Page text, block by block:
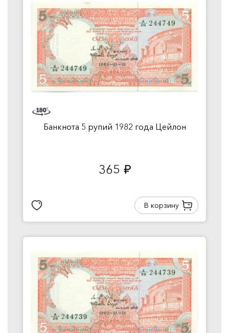
Банкнота 5 рупий 1982 года Цейлон
365 руб.
В корзину